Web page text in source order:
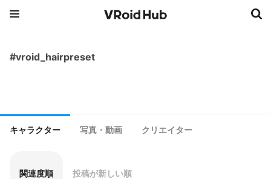
#vroid_hairpreset
キャラクター 写真・動画 クリエイター
関連度順 投稿が新しい順